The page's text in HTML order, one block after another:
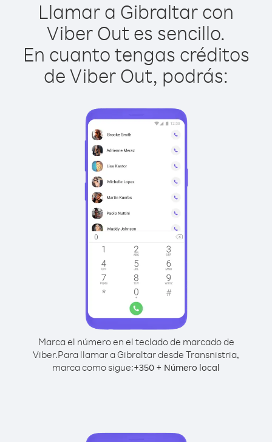
Llamar a Gibraltar con
Viber Out es sencillo.
En cuanto tengas créditos
de Viber Out, podrás:
Marca el número en el teclado de marcado de
Viber.Para llamar a Gibraltar desde Transnistria,
marca como sigue:+350 + Número local